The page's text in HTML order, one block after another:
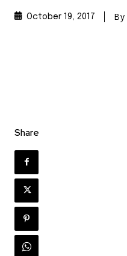
October 19, 2017 By
Share